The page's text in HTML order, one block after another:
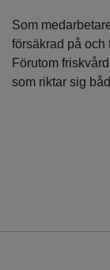
Som
försäkrad på och
Förutom
som riktar sig